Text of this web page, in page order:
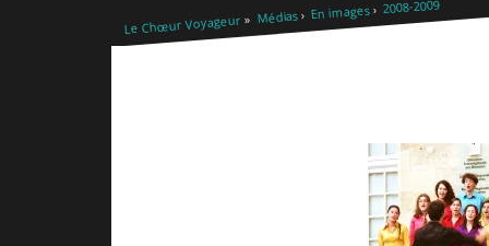
Le Chœur Voyageur Médias En images 2008-2009